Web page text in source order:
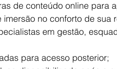
de conteúdo online para
imersão no conforto de
em gestão,
para acesso posterior;